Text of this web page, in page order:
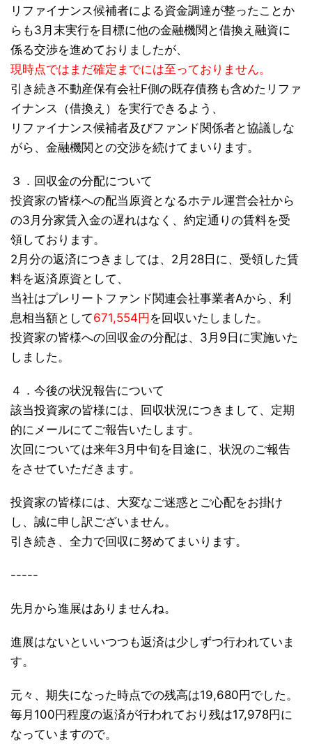
リファイナンス候補者による資金調達が整ったことか
らも3月末実行を目標に他の金融機関と借換え融資に
係る交渉を進めておりましたが、
現時点ではまだ確定までには至っておりません。
引き続き不動産保有会社F側の既存債務も含めたリファ
イナンス（借換え）を実行できるよう、
リファイナンス候補者及びファンド関係者と協議しな
がら、金融機関との交渉を続けてまいります。
３．回収金の分配について
投資家の皆様への配当原資となるホテル運営会社から
の3月分家賃入金の遅れはなく、約定通りの賃料を受
領しております。
2月分の返済につきましては、2月28日に、受領した賃
料を返済原資として、
当社はプレリートファンド関連会社事業者Aから、利
息相当額として671,554円 を回収いたしました。
投資家の皆様への回収金の分配は、3月9日に実施いた
しました。
４．今後の状況報告について
該当投資家の皆様には、回収状況につきまして、定期
的にメールにてご報告いたします。
次回については来年3月中旬を目途に、状況のご報告
をさせていただきます。
投資家の皆様には、大変なご迷惑とご心配をお掛け
し、誠に申し訳ございません。
引き続き、全力で回収に努めてまいります。
-----
先月から進展はありませんね。
進展はないといいつつも返済は少しずつ行われていま
す。
元々、期失になった時点での残高は19,680円でした。
毎月100円程度の返済が行われており残は17,978円に
なっていますので。